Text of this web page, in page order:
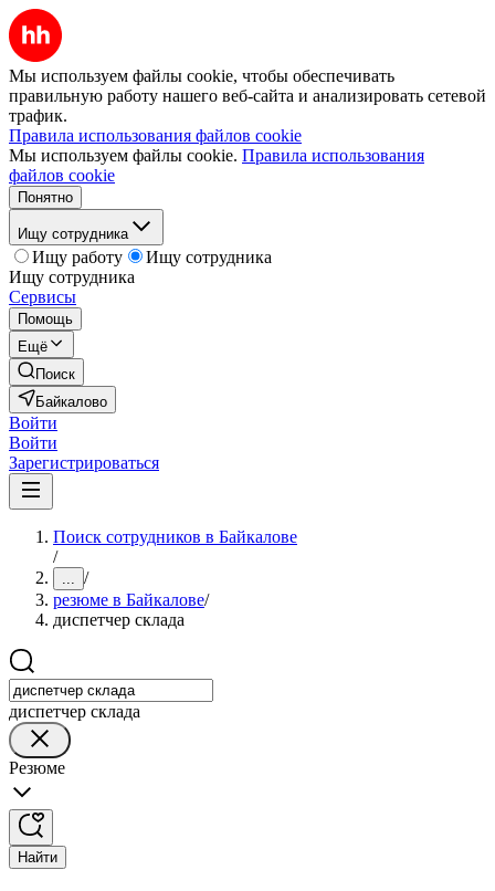
Мы используем файлы cookie, чтобы обеспечивать
правильную работу нашего веб-сайта и анализировать сетевой
трафик.
Правила использования файлов cookie
Мы используем файлы cookie. Правила использования
файлов cookie
Понятно
Ищу сотрудника
Ищу работу
Ищу сотрудника
Ищу сотрудника
Сервисы
Помощь
Ещё
Поиск
Байкалово
Войти
Войти
Зарегистрироваться
Поиск сотрудников в Байкалове
/
... /
резюме в Байкалове/
диспетчер склада
диспетчер склада
Резюме
Найти